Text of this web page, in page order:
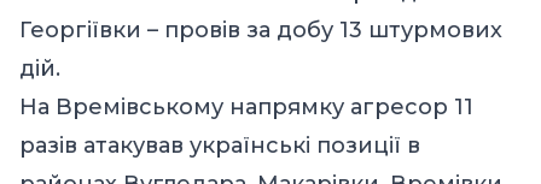
Георгіївки – провів за добу 13 штурмових
дій.
На Времівському напрямку агресор 11
разів атакував українські позиції в